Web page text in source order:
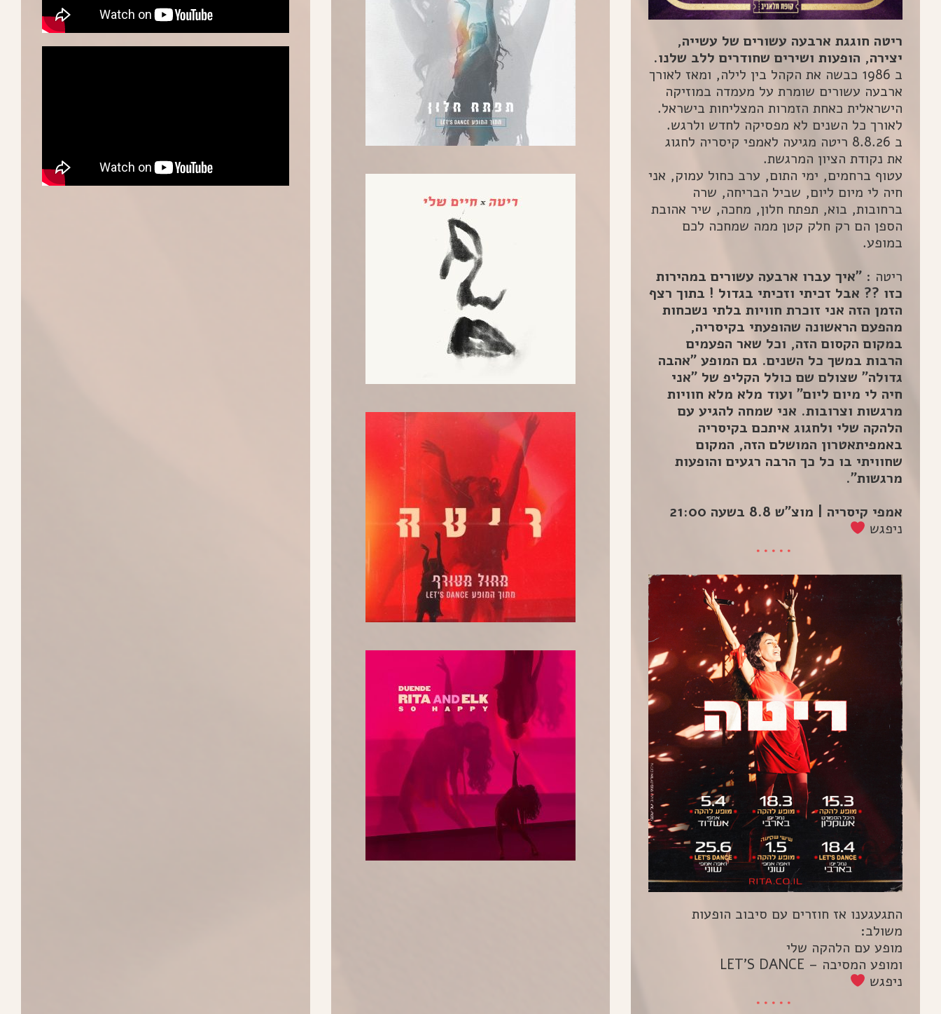
ריטה חוגגת ארבעה עשורים של עשייה,
יצירה, הופעות ושירים שחודרים ללב שלנו.
ב 1986 כבשה את הקהל בין לילה, ומאז לאורך
ארבעה עשורים שומרת על מעמדה במוזיקה
הישראלית כאחת הזמרות המצליחות בישראל.
לאורך כל השנים לא מפסיקה לחדש ולרגש.
ב 8.8.26 ריטה מגיעה לאמפי קיסריה לחגוג
את נקודת הציון המרגשת.
עטוף ברחמים, ימי התום, ערב כחול עמוק, אני
חיה לי מיום ליום, שביל הבריחה, שרה
ברחובות, בוא, תפתח חלון, מחכה, שיר אהובת
הספן הם רק חלק קטן ממה שמחכה לכם
במופע.
ריטה : "איך עברו ארבעה עשורים במהירות
כזו ?? אבל זכיתי וזכיתי בגדול ! בתוך רצף
הזמן הזה אני זוכרת חוויות בלתי נשכחות
מהפעם הראשונה שהופעתי בקיסריה,
במקום הקסום הזה, וכל שאר הפעמים
הרבות במשך כל השנים. גם המופע "אהבה
גדולה" שצולם שם כולל הקליפ של "אני
חיה לי מיום ליום" ועוד מלא מלא חוויות
מרגשות וצרובות. אני שמחה להגיע עם
הלהקה שלי ולחגוג איתכם בקיסריה
באמפיתאטרון המושלם הזה, המקום
שחוויתי בו כל כך הרבה רגעים והופעות
מרגשות".
אמפי קיסריה | מוצ"ש 8.8 בשעה 21:00
ניפגש
*****
התגעגענו אז חוזרים עם סיבוב הופעות
משולב:
מופע עם הלהקה שלי
ומופע המסיבה – LET'S DANCE
ניפגש
*****